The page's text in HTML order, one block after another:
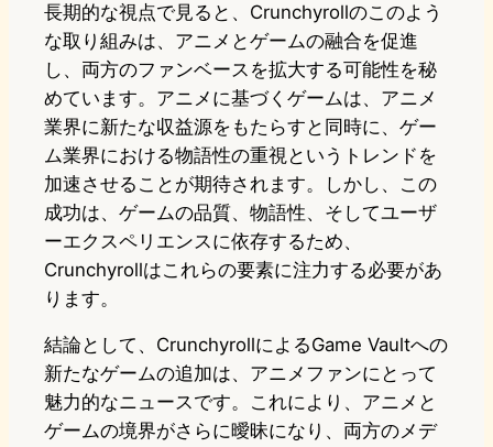
長期的な視点で見ると、Crunchyrollのこのよう
な取り組みは、アニメとゲームの融合を促進
し、両方のファンベースを拡大する可能性を秘
めています。アニメに基づくゲームは、アニメ
業界に新たな収益源をもたらすと同時に、ゲー
ム業界における物語性の重視というトレンドを
加速させることが期待されます。しかし、この
成功は、ゲームの品質、物語性、そしてユーザ
ーエクスペリエンスに依存するため、
Crunchyrollはこれらの要素に注力する必要があ
ります。
結論として、CrunchyrollによるGame Vaultへの
新たなゲームの追加は、アニメファンにとって
魅力的なニュースです。これにより、アニメと
ゲームの境界がさらに曖昧になり、両方のメデ